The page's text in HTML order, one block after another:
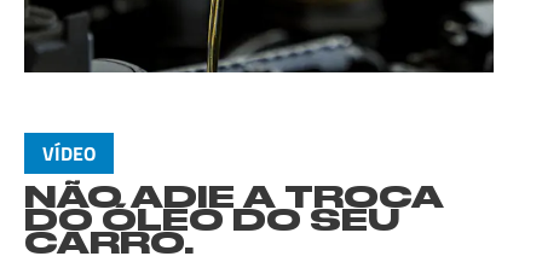
VÍDEO
NÃO ADIE A TROCA
DO ÓLEO DO SEU
CARRO.